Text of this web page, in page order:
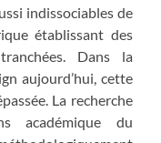
indissociables de
établissant des
Dans la
aujourd’hui, cette
La recherche
académique du